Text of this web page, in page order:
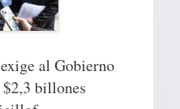
al Gobierno
billones